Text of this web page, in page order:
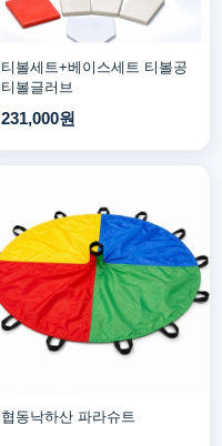
티볼세트+베이스세트 티볼공
티볼글러브
231,000원
협동낙하산 파라슈트